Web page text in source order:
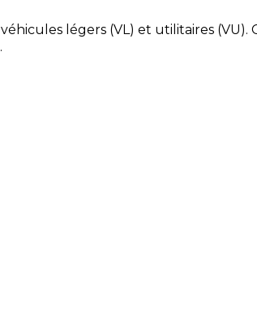
légers (VL) et utilitaires (VU).
.